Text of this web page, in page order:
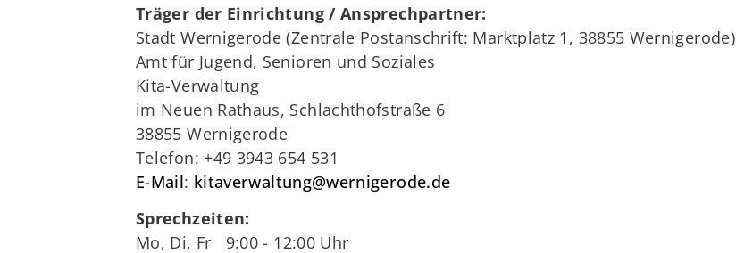
Träger der Einrichtung / Ansprechpartner:
Stadt Wernigerode (Zentrale Postanschrift: Marktplatz 1, 38855 Wernigerode)
Amt für Jugend, Senioren und Soziales
Kita-Verwaltung
im Neuen Rathaus, Schlachthofstraße 6
38855 Wernigerode
Telefon: +49 3943 654 531
E-Mail: kitaverwaltung@wernigerode.de
Sprechzeiten:
Mo, Di, Fr 9:00 - 12:00 Uhr